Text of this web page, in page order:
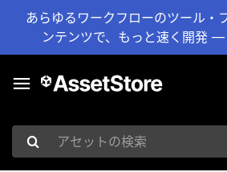
あらゆるワークフローのツール・
ンテンツで、もっと速く開発 —
アセットの検索